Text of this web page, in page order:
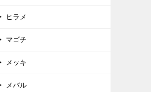
ヒラメ
マゴチ
メッキ
メバル